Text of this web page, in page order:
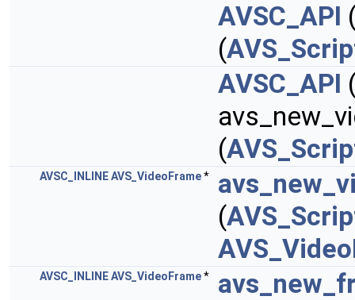
AVSC_API
(
AVSC_API
(
AVSC_INLINEAVS_VideoFrame*
(
AVSC_INLINEAVS_VideoFrame*